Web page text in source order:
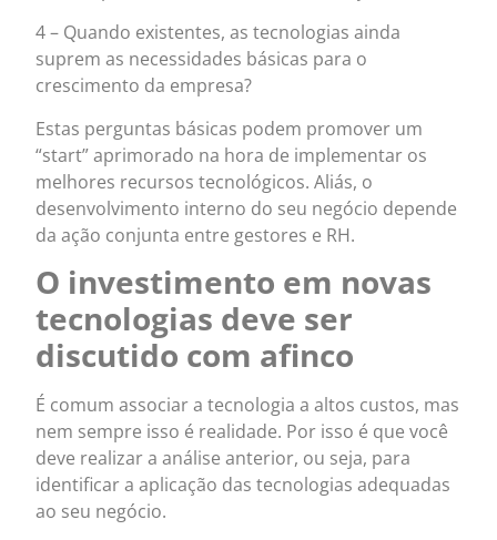
4 – Quando existentes, as tecnologias ainda
suprem as necessidades básicas para o
crescimento da empresa?
Estas perguntas básicas podem promover um
“start” aprimorado na hora de implementar os
melhores recursos tecnológicos. Aliás, o
desenvolvimento interno do seu negócio depende
da ação conjunta entre gestores e RH.
O investimento em novas
tecnologias deve ser
discutido com afinco
É comum associar a tecnologia a altos custos, mas
nem sempre isso é realidade. Por isso é que você
deve realizar a análise anterior, ou seja, para
identificar a aplicação das tecnologias adequadas
ao seu negócio.